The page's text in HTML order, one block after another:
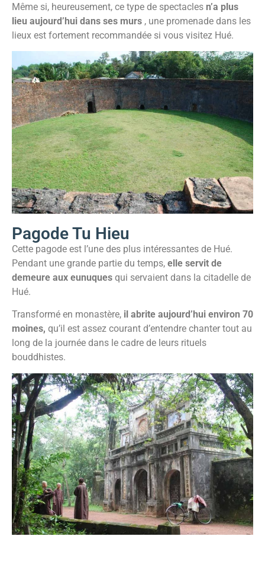
Même si, heureusement, ce type de spectacles n’a plus
lieu aujourd’hui dans ses murs , une promenade dans les
lieux est fortement recommandée si vous visitez Hué.
Pagode Tu Hieu
Cette pagode est l’une des plus intéressantes de Hué.
Pendant une grande partie du temps, elle servit de
demeure aux eunuques qui servaient dans la citadelle de
Hué.
Transformé en monastère, il abrite aujourd’hui environ 70
moines, qu’il est assez courant d’entendre chanter tout au
long de la journée dans le cadre de leurs rituels
bouddhistes.